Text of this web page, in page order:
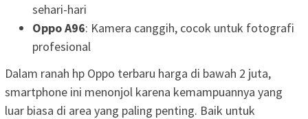
sehari-hari
Oppo A96: Kamera canggih, cocok untuk fotografi
profesional
Dalam ranah hp Oppo terbaru harga di bawah 2 juta,
smartphone ini menonjol karena kemampuannya yang
luar biasa di area yang paling penting. Baik untuk